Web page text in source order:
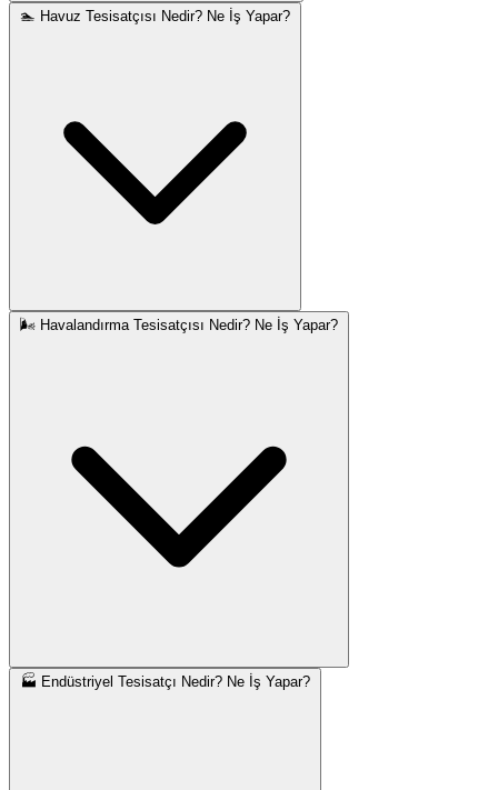
🏊 Havuz Tesisatçısı Nedir? Ne İş Yapar?
🌬️ Havalandırma Tesisatçısı Nedir? Ne İş Yapar?
🏭 Endüstriyel Tesisatçı Nedir? Ne İş Yapar?